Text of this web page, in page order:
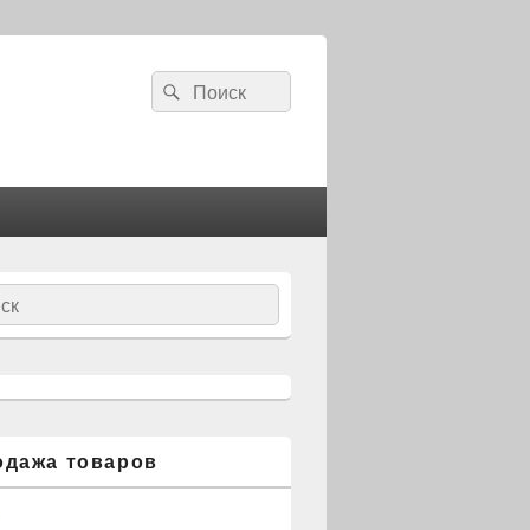
Search
for:
Search
товаров